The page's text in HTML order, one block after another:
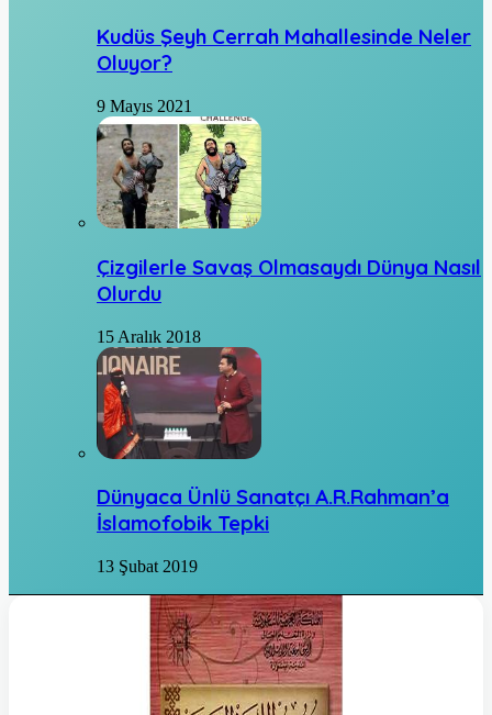
Kudüs Şeyh Cerrah Mahallesinde Neler
Oluyor?
9 Mayıs 2021
Çizgilerle Savaş Olmasaydı Dünya Nasıl
Olurdu
15 Aralık 2018
Dünyaca Ünlü Sanatçı A.R.Rahman’a
İslamofobik Tepki
13 Şubat 2019